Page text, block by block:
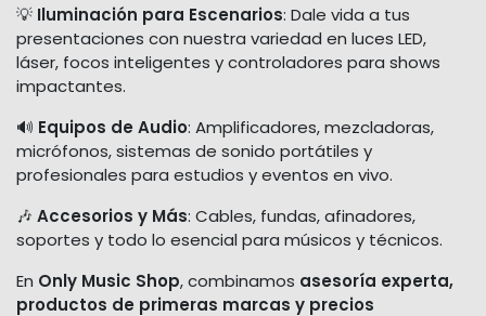
💡 Iluminación para Escenarios: Dale vida a tus
presentaciones con nuestra variedad en luces LED,
láser, focos inteligentes y controladores para shows
impactantes.
🔊 Equipos de Audio: Amplificadores, mezcladoras,
micrófonos, sistemas de sonido portátiles y
profesionales para estudios y eventos en vivo.
🎶 Accesorios y Más: Cables, fundas, afinadores,
soportes y todo lo esencial para músicos y técnicos.
En Only Music Shop, combinamos asesoría experta,
productos de primeras marcas y precios